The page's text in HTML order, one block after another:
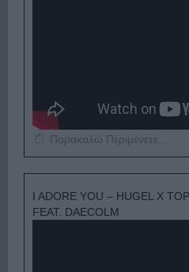
Παρακαλώ Περιμένετε...
I ADORE YOU – HUGEL X
FEAT. DAECOLM